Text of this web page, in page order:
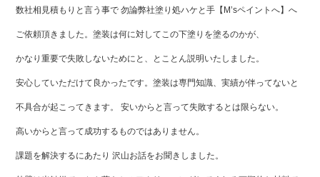
数社相見積もりと言う事で 勿論弊社塗り処ハケと手【M’sペイントへ】へ
ご依頼頂きました。塗装は何に対してこの下塗りを塗るのかが、
かなり重要で失敗しないためにと、とことん説明いたしました。
安心していただけて良かったです。塗装は専門知識、実績が伴ってないと
不具合が起こってきます。 安いからと言って失敗するとは限らない。
高いからと言って成功するものではありません。
課題を解決するにあたり 沢山お話をお聞きしました。